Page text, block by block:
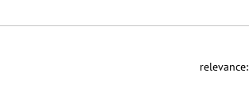
relevance: